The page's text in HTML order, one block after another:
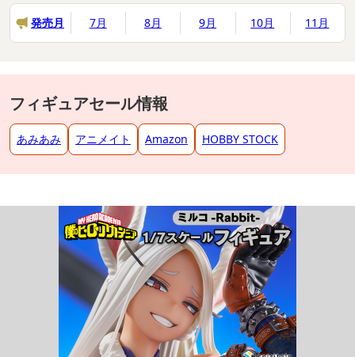
発売月 7月 8月 9月 10月 11月
フィギュアセール情報
あみあみ アニメイト Amazon HOBBY STOCK